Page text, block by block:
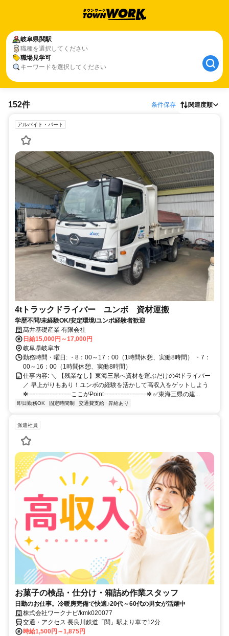
岐阜県関駅
職種を選択してください
職場見学可
キーワードを選択してください
152件 条件保存 関連度順
アルバイト・パート
4tトラックドライバー ユンボ 資材運搬
学歴不問/未経験OK/安定環境/ユンボ経験者歓迎
髙井基礎産業 有限会社
日給15,000円～17,000円
岐阜県岐阜市
勤務時間・曜日: ・8：00～17：00（1時間休憩、実働8時間） ・7：
00～16：00（1時間休憩、実働8時間）
仕事内容: ＼ 【残業なし】東海三県へ資材を運ぶだけの4tドライバー
／ 早上がりもあり！ユンボの経験を活かして高収入をゲットしよう
✼┈┈┈┈┈┈┈ここがPoint┈┈┈┈┈┈┈✼ ✅東海三県の建...
即日勤務OK 固定時間制 交通費支給 昇給あり
派遣社員
お菓子の検品・仕分け・箱詰め作業スタッフ
日勤のお仕事。冷暖房完備で快適♪20代～60代の男女が活躍中
株式会社ワークナビ/kmk020077
交通・アクセス 長良川鉄道「関」駅より車で12分
時給1,500円～1,875円